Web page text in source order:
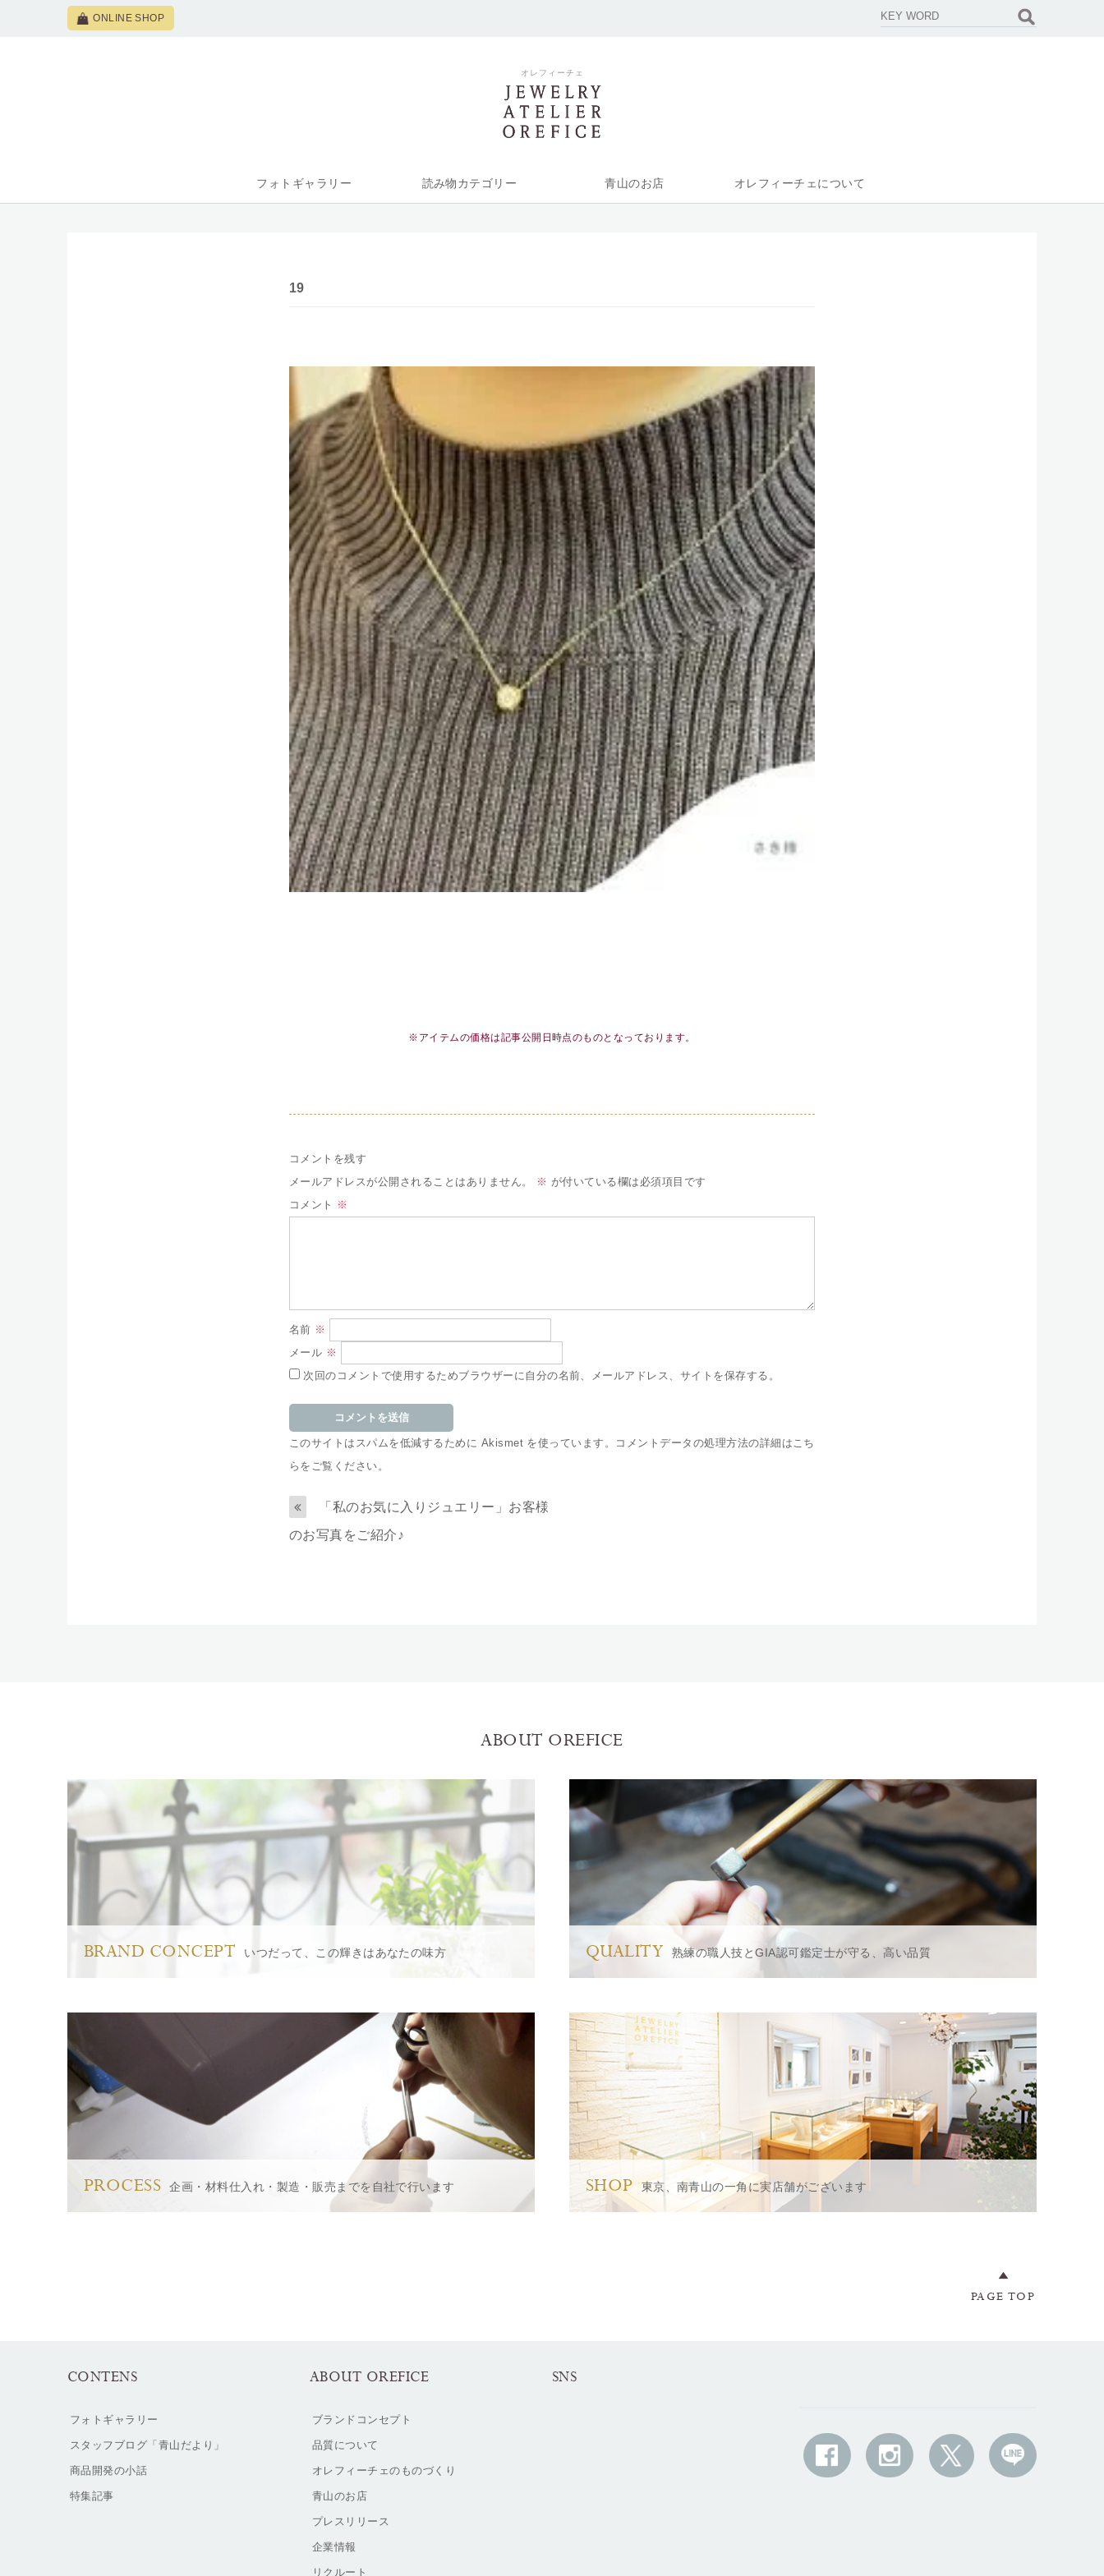
ONLINE SHOP
オレフィーチェ
フォトギャラリー 読み物カテゴリー 青山のお店 オレフィーチェについて
19
※アイテムの価格は記事公開日時点のものとなっております。
コメントを残す
メールアドレスが公開されることはありません。
※ が付いている欄は必須項目です
コメント
※
名前 ※
メール ※
次回のコメントで使用するためブラウザーに自分の名前、メールアドレス、サイトを保存する。
このサイトはスパムを低減するために Akismet を使っています。
コメントデータの処理方法の詳細はこち
らをご覧ください。
「私のお気に入りジュエリー」お客様
のお写真をご紹介♪
ABOUT OREFICE
BRAND CONCEPT いつだって、この輝きはあなたの味方 QUALITY 熟練の職人技とGIA認可鑑定士が守る、高い品質
PROCESS 企画・材料仕入れ・製造・販売までを自社で行います SHOP 東京、南青山の一角に実店舗がございます
PAGE TOP
CONTENS
フォトギャラリー
スタッフブログ「青山だより」
商品開発の小話
特集記事
ABOUT OREFICE
ブランドコンセプト
品質について
オレフィーチェのものづくり
青山のお店
プレスリリース
企業情報
リクルート
SNS